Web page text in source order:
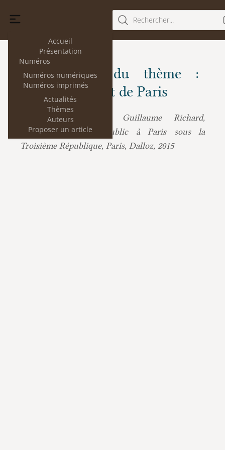
Accueil
Présentation
Numéros
Numéros numériques
Numéros imprimés
Actualités
Thèmes
Auteurs
Proposer un article
Rechercher...
Les articles du thème :
Faculté de droit de Paris
Pierre-Henri Prélot :
Guillaume Richard,
Enseigner le droit public à Paris sous la
Troisième République, Paris, Dalloz, 2015